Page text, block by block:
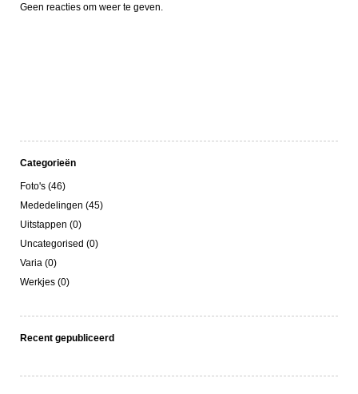
Geen reacties om weer te geven.
Categorieën
Foto's (46)
Mededelingen (45)
Uitstappen (0)
Uncategorised (0)
Varia (0)
Werkjes (0)
Recent gepubliceerd